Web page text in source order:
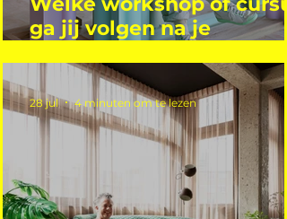
ga jij volgen na je
28 jul 4 minuten om te lezen